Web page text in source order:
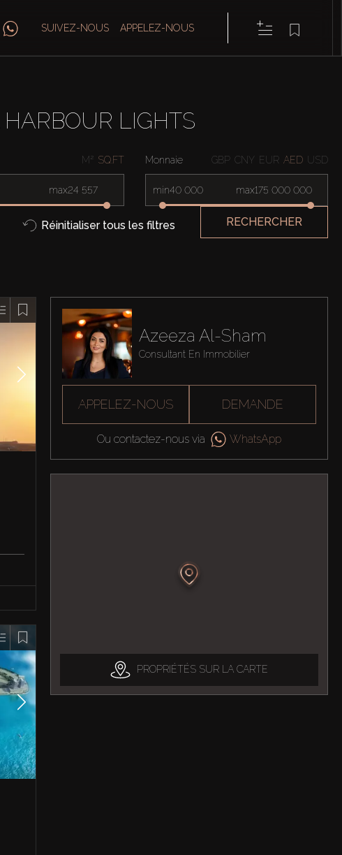
SUIVEZ-NOUS APPELEZ-NOUS
LIGHTS
M² SQ.FT
max
Monnaie GBP CNY EUR AED USD
min max
Réinitialiser tous les filtres RECHERCHER
Azeeza Al-Sham
Consultant En Immobilier
APPELEZ-NOUS DEMANDE
Ou contactez-nous via WhatsApp
PROPRIÉTÉS SUR LA CARTE